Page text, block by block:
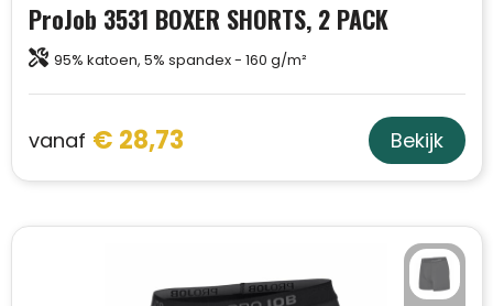
ProJob 3531 BOXER SHORTS, 2 PACK
95% katoen, 5% spandex - 160 g/m²
vanaf € 28,73 Bekijk